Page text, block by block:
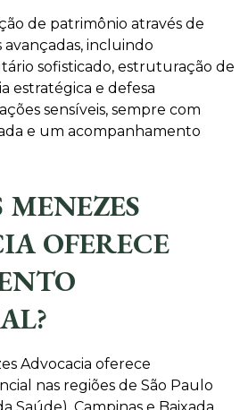
de patrimônio através de
incluindo
sofisticado, estruturação de
estratégica e defesa
sensíveis, sempre com
e um acompanhamento
OFERECE
Advocacia oferece
nas regiões de São Paulo